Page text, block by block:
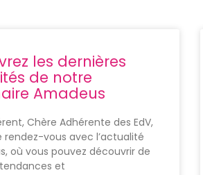
les dernières
de notre
Amadeus
Chère Adhérente des EdV,
rendez-vous avec l’actualité
où vous pouvez découvrir de
et